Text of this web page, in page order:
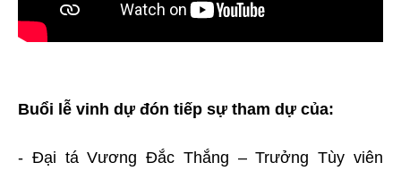
Buổi lễ vinh dự đón tiếp sự tham dự của:
- Đại tá Vương Đắc Thắng – Trưởng Tùy viên